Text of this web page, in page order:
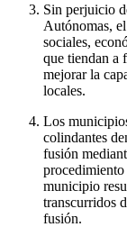
Sin perjuicio
Autónomas,
sociales,
que tiendan a
mejorar la
locales.
Los
colindantes
fusión
municipio
transcurridos
fusión.